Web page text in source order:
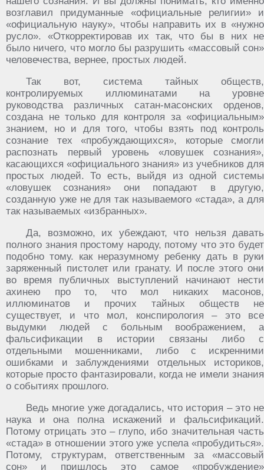
возглавил придуманные «официальные религии» и
«официальную науку», чтобы направить их в «нужно
русло». «Откорректировав их так, что бы в них не
было ничего, что могло бы разрушить «массовый сон»
человечества, вернее, простых людей.
Так вот, система тайных обществ,
контролируемых иллюминатами на уровне
руководства различных сатан-масонских орденов,
создана не только для контроля за «официальным»
знанием, но и для того, чтобы взять под контроль
сознание тех «пробуждающихся», которые смогли
распознать первый уровень «ловушек сознания»,
касающихся «официального знания» из учебников для
простых людей. То есть, выйдя из одной системы
«ловушек сознания» они попадают в другую,
созданную уже не для так называемого «стада», а для
так называемых «избранных».
Да, возможно, их убеждают, что нельзя давать
полного знания простому народу, потому что это будет
подобно тому. как неразумному ребенку дать в руки
заряженный пистолет или гранату. И после этого они
во время публичных выступлений начинают нести
ахинею про то, что мол никаких масонов,
иллюминатов и прочих тайных обществ не
существует, и что мол, конспирология – это все
выдумки людей с больным воображением, а
фальсификации в истории связаны либо с
отдельными мошенниками, либо с искренними
ошибками и заблуждениями отдельных историков,
которые просто фантазировали, когда не имели знания
о событиях прошлого.
Ведь многие уже догадались, что история – это не
наука и она полна искажений и фальсификаций.
Потому отрицать это – глупо, ибо значительная часть
«стада» в отношении этого уже успела «пробудиться».
Потому, структурам, ответственным за «массовый
сон» и пришлось это самое «пробуждение»